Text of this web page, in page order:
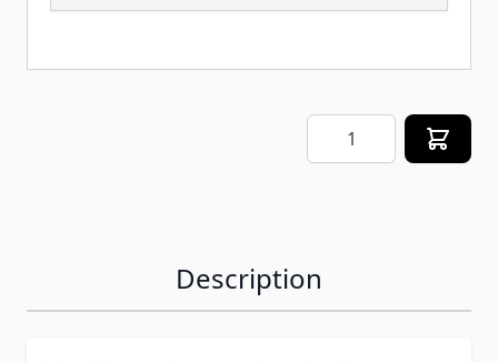
Quantité
Description